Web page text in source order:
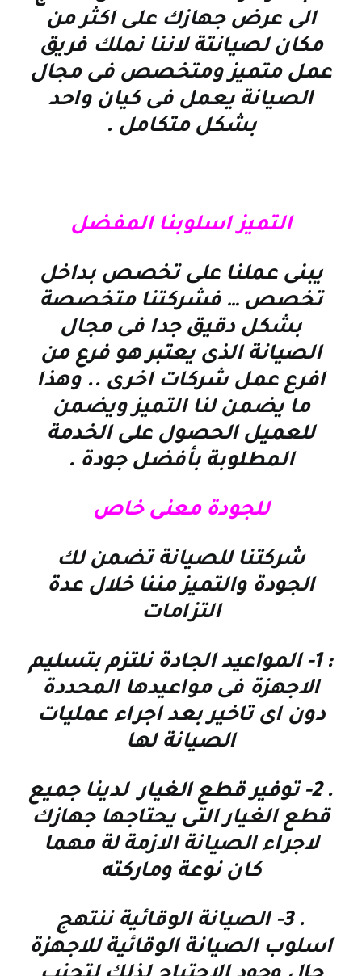
الى عرض جهازك على اكثر من
مكان لصيانتة لاننا نملك فريق
عمل متميز ومتخصص فى مجال
الصيانة يعمل فى كيان واحد
بشكل متكامل .
التميز اسلوبنا المفضل
يبنى عملنا على تخصص بداخل
تخصص … فشركتنا متخصصة
بشكل دقيق جدا فى مجال
الصيانة الذى يعتبر هو فرع من
افرع عمل شركات اخرى .. وهذا
ما يضمن لنا التميز ويضمن
للعميل الحصول على الخدمة
المطلوبة بأفضل جودة .
للجودة معنى خاص
شركتنا للصيانة تضمن لك
الجودة والتميز مننا خلال عدة
التزامات
: 1-
المواعيد الجادة نلتزم بتسليم
الاجهزة فى مواعيدها المحددة
دون اى تاخير بعد اجراء عمليات
الصيانة لها
. 2-
توفير قطع الغيار لدينا جميع
قطع الغيار التى يحتاجها جهازك
لاجراء الصيانة الازمة لة مهما
كان نوعة وماركته
. 3- الصيانة الوقائية ننتهج
اسلوب الصيانة الوقائية للاجهزة